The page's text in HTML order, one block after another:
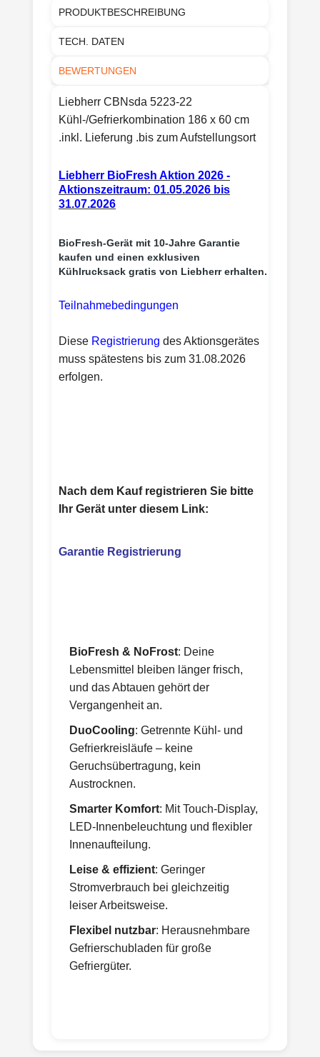
PRODUKTBESCHREIBUNG
TECH. DATEN
BEWERTUNGEN
Liebherr CBNsda 5223-22
Kühl-/Gefrierkombination 186 x 60 cm
.inkl. Lieferung .bis zum Aufstellungsort
Liebherr BioFresh Aktion 2026 -
Aktionszeitraum: 01.05.2026 bis
31.07.2026
BioFresh-Gerät mit 10-Jahre Garantie
kaufen und einen exklusiven
Kühlrucksack gratis von Liebherr erhalten.
Teilnahmebedingungen
Diese Registrierung des Aktionsgerätes
muss spätestens bis zum 31.08.2026
erfolgen.
Nach dem Kauf registrieren Sie bitte
Ihr Gerät unter diesem Link:
Garantie Registrierung
BioFresh & NoFrost: Deine
Lebensmittel bleiben länger frisch,
und das Abtauen gehört der
Vergangenheit an.
DuoCooling: Getrennte Kühl- und
Gefrierkreisläufe – keine
Geruchsübertragung, kein
Austrocknen.
Smarter Komfort: Mit Touch-Display,
LED-Innenbeleuchtung und flexibler
Innenaufteilung.
Leise & effizient: Geringer
Stromverbrauch bei gleichzeitig
leiser Arbeitsweise.
Flexibel nutzbar: Herausnehmbare
Gefrierschubladen für große
Gefriergüter.